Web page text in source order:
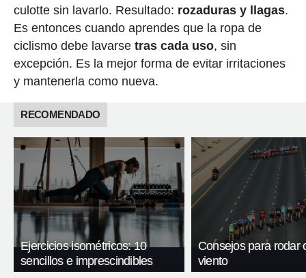
culotte sin lavarlo. Resultado: rozaduras y llagas.
Es entonces cuando aprendes que la ropa de
ciclismo debe lavarse tras cada uso, sin
excepción. Es la mejor forma de evitar irritaciones
y mantenerla como nueva.
RECOMENDADO
Ejercicios isométricos: 10
sencillos e imprescindibles
Consejos para rodar
viento